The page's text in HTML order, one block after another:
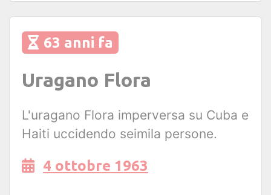
63 anni fa
Uragano Flora
L'uragano Flora imperversa su Cuba e
Haiti uccidendo seimila persone.
4 ottobre 1963